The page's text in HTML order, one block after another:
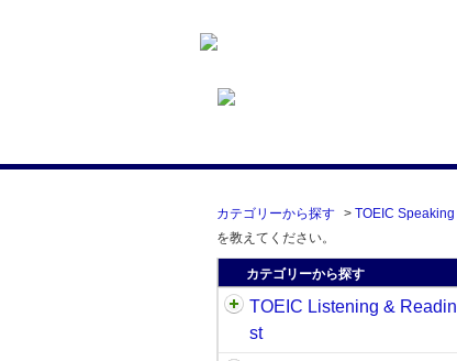
カテゴリーから探す > TOEIC
を教えてください。
カテゴリーから探す
TOEIC Listening &
st